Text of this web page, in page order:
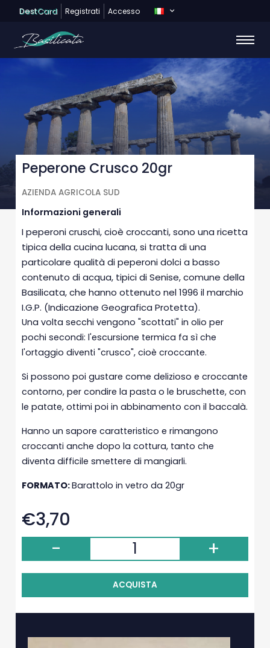
DestCard Registrati Accesso
Peperone Crusco 20gr
AZIENDA AGRICOLA SUD
Informazioni generali
I peperoni cruschi, cioè croccanti, sono una ricetta
tipica della cucina lucana, si tratta di una
particolare qualità di peperoni dolci a basso
contenuto di acqua, tipici di Senise, comune della
Basilicata, che hanno ottenuto nel 1996 il marchio
I.G.P. (Indicazione Geografica Protetta).
Una volta secchi vengono "scottati" in olio per
pochi secondi: l'escursione termica fa sì che
l'ortaggio diventi "crusco", cioè croccante.
Si possono poi gustare come delizioso e croccante
contorno, per condire la pasta o le bruschette, con
le patate, ottimi poi in abbinamento con il baccalà.
Hanno un sapore caratteristico e rimangono
croccanti anche dopo la cottura, tanto che
diventa difficile smettere di mangiarli.
FORMATO:Barattolo in vetro da 20gr
€3,70
- +
ACQUISTA